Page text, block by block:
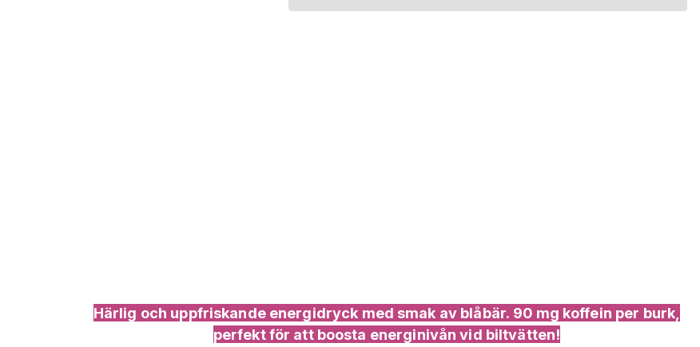
Härlig och uppfriskande energidryck med smak av blåbär. 90 mg koffein per burk,
perfekt för att boosta energinivån vid biltvätten!